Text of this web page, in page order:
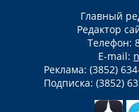
Главный
Редактор
Телефон:
E-mail:
Реклама: (3852)
Подписка: (3852)